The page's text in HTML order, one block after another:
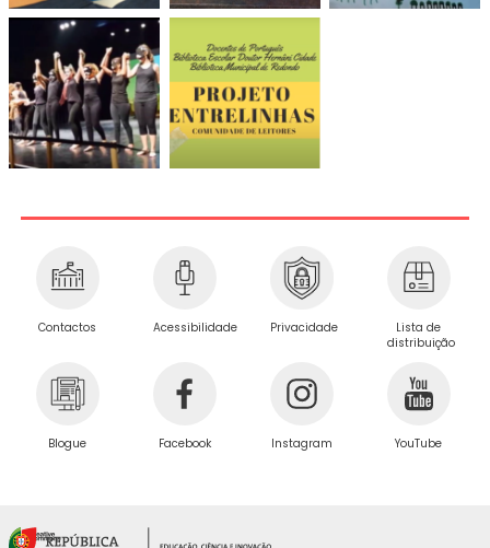
Contactos Acessibilidade Privacidade
Lista de
distribuição
Blogue Facebook Instagram YouTube